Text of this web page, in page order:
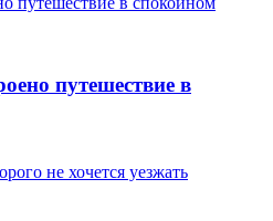
путешествие в